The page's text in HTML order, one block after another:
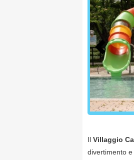
Il Villaggio
divertimento